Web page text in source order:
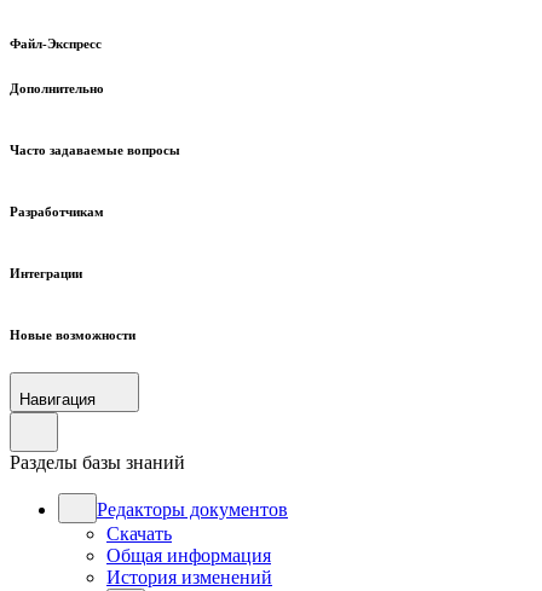
Файл-Экспресс
Дополнительно
Часто задаваемые вопросы
Разработчикам
Интеграции
Новые возможности
Навигация
Разделы базы знаний
Редакторы документов
Скачать
Общая информация
История изменений